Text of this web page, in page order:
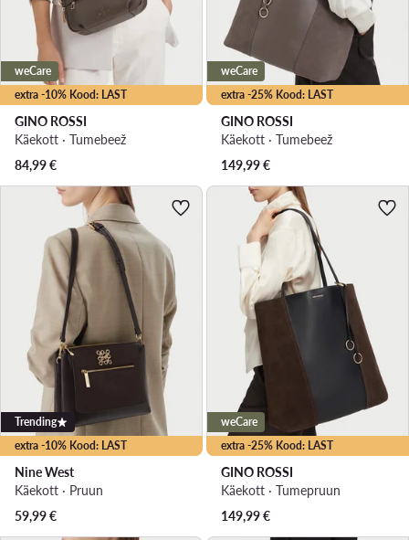
extra -10% Kood: LAST
weCare
GINO ROSSI
Käekott · Tumebeež
84,99€
extra -25% Kood: LAST
weCare
GINO ROSSI
Käekott · Tumebeež
149,99€
extra -10% Kood: LAST
Trending
Nine West
Käekott · Pruun
59,99€
extra -25% Kood: LAST
weCare
GINO ROSSI
Käekott · Tumepruun
149,99€